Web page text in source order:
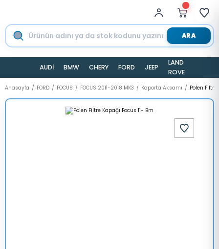
ARA
AUDİ BMW CHERY FORD JEEP
LAND
ROVER
Anasayfa FORD FOCUS FOCUS 2011-2018 MK3 Kaporta Aksamı Polen Filtre